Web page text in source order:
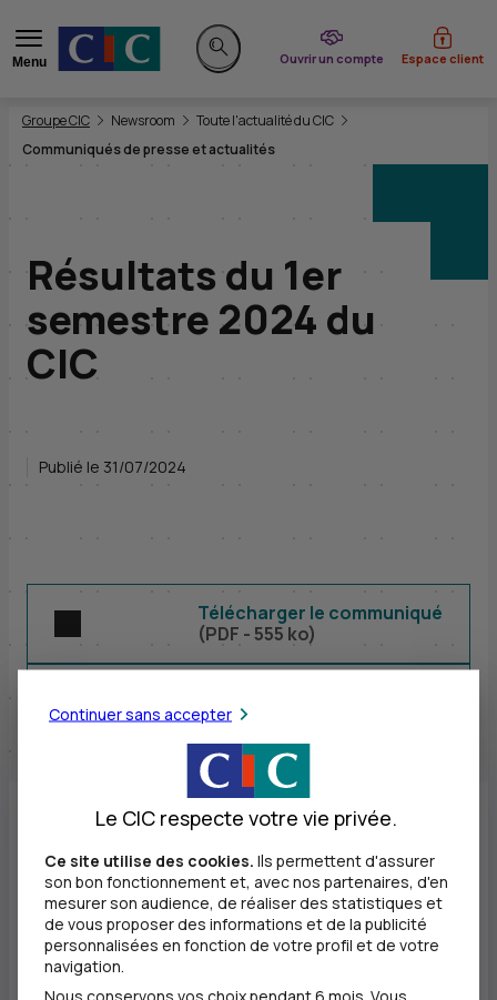
Menu
Rechercher sur le site
Ouvrir un compte
du CIC Espace client
Vous êtes ici:
Groupe CIC Newsroom
Toute l'actualité du CIC
Communiqués de presse et actualités
Résultats du 1er
semestre 2024 du
CIC
Publié le 31/07/2024
Télécharger le communiqué
(PDF - 555 ko)
réalise des résultats semestriels 2024
solides dans une période d’incertitudes
économiques, politiques et géopolitiques
Continuer sans accepter
Le CIC respecte votre vie privée.
Ce site utilise des cookies. Ils permettent d'assurer
son bon fonctionnement et, avec nos partenaires, d'en
mesurer son audience, de réaliser des statistiques et
de vous proposer des informations et de la publicité
personnalisées en fonction de votre profil et de votre
navigation.
Nous conservons vos choix pendant 6 mois. Vous